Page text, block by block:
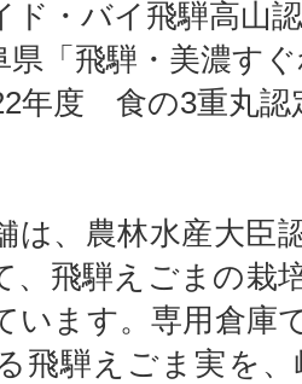
・バイ飛騨高山
「飛騨・美濃す
年度 食の3重丸認
は、農林水産大臣
、飛騨えごまの栽
います。専用倉庫
飛騨えごま実を、